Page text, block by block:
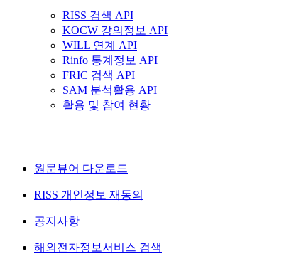
RISS 검색 API
KOCW 강의정보 API
WILL 연계 API
Rinfo 통계정보 API
FRIC 검색 API
SAM 분석활용 API
활용 및 참여 현황
원문뷰어 다운로드
RISS 개인정보 재동의
공지사항
해외전자정보서비스 검색